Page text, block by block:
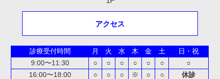
アクセス
診療受付時間 月 火 水 木 金 土
日・祝
9:00〜11:30
○ ○ ○ ○ ○ ○
○
16:00〜18:00
○ ○ ○ ※ ○ ○ 休診